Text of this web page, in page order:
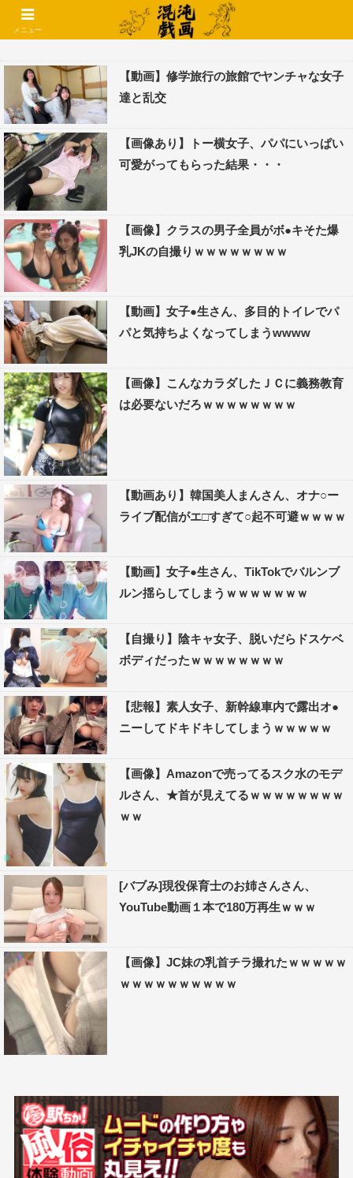
コメントでコテハン使えるようになりました🌱
【動画】修学旅行の旅館でヤンチャな女子
達と乱交
【画像あり】トー横女子、パパにいっぱい
可愛がってもらった結果・・・
【画像】クラスの男子全員がボ●キそた爆
乳JKの自撮りｗｗｗｗｗｗｗｗ
【動画】女子●生さん、多目的トイレでパ
パと気持ちよくなってしまうwwww
【画像】こんなカラダしたＪＣに義務教育
は必要ないだろｗｗｗｗｗｗｗｗ
【動画あり】韓国美人まんさん、オナ○ー
ライブ配信がエ□すぎて○起不可避ｗｗｗｗ
【動画】女子●生さん、TikTokでバルンブ
ルン揺らしてしまうｗｗｗｗｗｗｗ
【自撮り】陰キャ女子、脱いだらドスケベ
ボディだったｗｗｗｗｗｗｗｗ
【悲報】素人女子、新幹線車内で露出オ●
ニーしてドキドキしてしまうｗｗｗｗｗ
【画像】Amazonで売ってるスク水のモデ
ルさん、★首が見えてるｗｗｗｗｗｗｗｗ
ｗｗ
[バブみ]現役保育士のお姉さんさん、
YouTube動画１本で180万再生ｗｗｗ
【画像】JC妹の乳首チラ撮れたｗｗｗｗｗ
ｗｗｗｗｗｗｗｗｗｗ
メニュー